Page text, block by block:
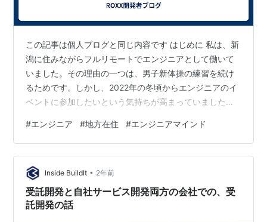
この記事は個人ブログと同じ内容です はじめに 私は、新
潟に住みながらフルリモートでエンジニアとして働いて
いました。その理由の一つは、男子新体操の練習を続け
るためです。しかし、2022年の冬頃からエンジニアのイ
ベントに参加したいという気持ちが高まっていました。
際に参加しないまま終わってしまうことが多かったので
す。このままでは一生イベントに行かないままで終わっ
てしまうと思い、関東に拠点を移してみることにしまし
た。そして、いくつかの技術イベントに参加してみるこ
とにしました。 この記事では、地方から上京したエンジ
ニアが経験した変化について、特に技術イベ…
#エンジニア #地方在住 #エンジニアマインド
Inside BuildIt • 2年前
受託開発と自社サービス開発両方の会社での、受
託開発の話